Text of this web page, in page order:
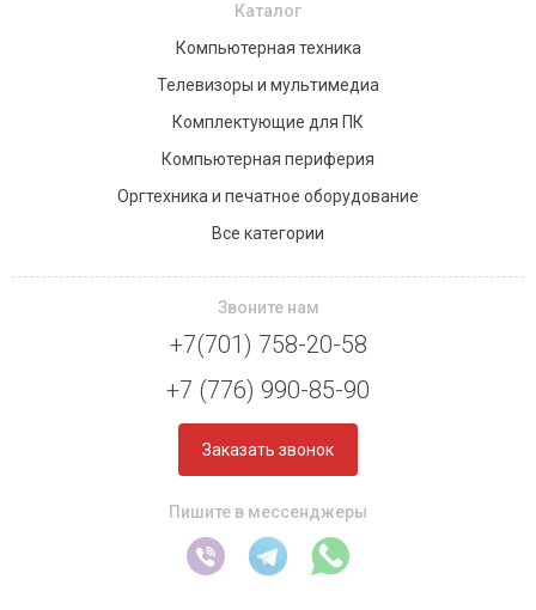
Каталог
Компьютерная техника
Телевизоры и мультимедиа
Комплектующие для ПК
Компьютерная периферия
Оргтехника и печатное оборудование
Все категории
Звоните нам
+7(701) 758-20-58
+7 (776) 990-85-90
Заказать звонок
Пишите в мессенджеры